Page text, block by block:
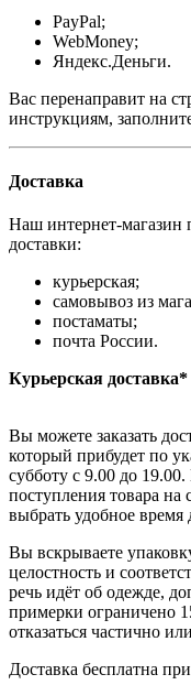
PayPal;
WebMoney;
Яндекс.Деньги.
Вас перенаправит на
инструкциям,
Доставка
Наш интернет-магазин
доставки:
курьерская;
самовывоз из
постаматы;
почта России.
Курьерская доставка*
Вы можете заказать
который прибудет по
субботу с 9.00 до
поступления товара на
выбрать удобное время
Вы вскрываете
целостность и
речь идёт об одежде,
примерки ограничено
отказаться частично
Доставка бесплатна